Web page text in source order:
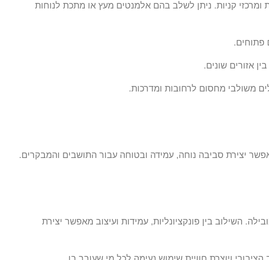
ומרכזי קניות. ניתן לשלב בהם אלמנטים מעץ או מתכת לנוחות
פתוחים.
אזורים שונים.
משולבי מחסום לרחובות ומדרכות.
יצירת סביבה נוחה, עמידה ובטוחה עבור התושבים והמבקרים.
השילוב בין פונקציונליות, עמידות ועיצוב מאפשר יצירת